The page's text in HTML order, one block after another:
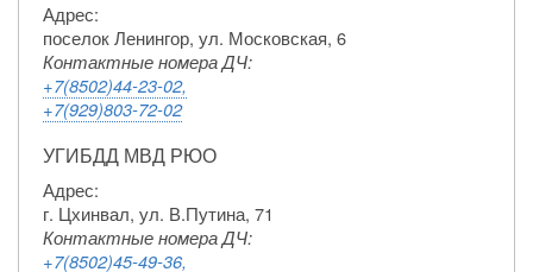
Адрес:
поселок Ленингор, ул. Московская, 6
Контактные номера ДЧ:
+7(8502)44-23-02,
+7(929)803-72-02
УГИБДД МВД РЮО
Адрес:
г. Цхинвал, ул. В.Путина, 71
Контактные номера ДЧ:
+7(8502)45-49-36,